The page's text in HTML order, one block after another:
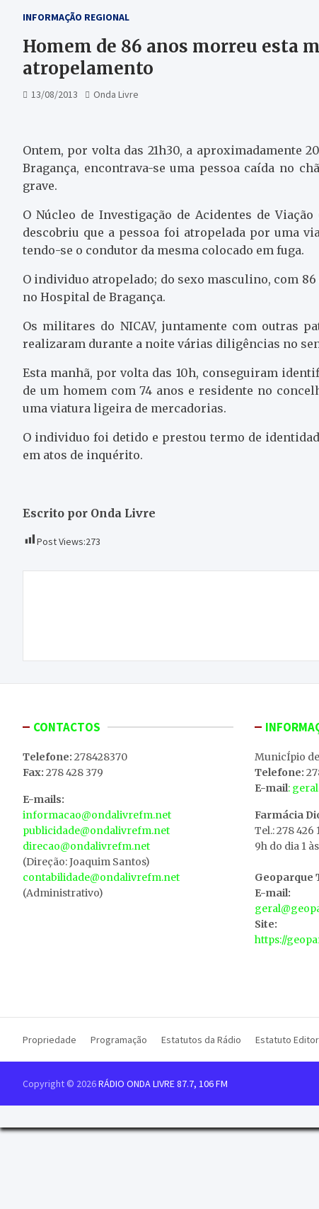
INFORMAÇÃO REGIONAL
Homem de 86 anos morreu esta
atropelamento
13/08/2013 Onda Livre
Ontem, por volta das 21h30, a aproximadamente
Bragança, encontrava-se uma pessoa caída no
grave.
O Núcleo de Investigação de Acidentes de
descobriu que a pessoa foi atropelada por uma
tendo-se o condutor da mesma colocado em fuga.
O individuo atropelado; do sexo masculino, com
no Hospital de Bragança.
Os militares do NICAV, juntamente com outras
realizaram durante a noite várias diligências no
Esta manhã, por volta das 10h, conseguiram
de um homem com 74 anos e residente no
uma viatura ligeira de mercadorias.
O individuo foi detido e prestou termo de
em atos de inquérito.
Escrito por Onda Livre
Post Views:273
CONTACTOS
Telefone: 278428370
Fax: 278 428 379
E-mails:
informacao@ondalivrefm.net
publicidade@ondalivrefm.net
direcao@ondalivrefm.net
(Direção: Joaquim Santos)
contabilidade@ondalivrefm.net
(Administrativo)
MunicÍpio
Telefone:
E-mail:
Farmácia
Tel.: 278
9h do dia 1
Geoparque
E-mail:
Site:
https://
Propriedade Programação Estatutos da Rádio Estatuto
Copyright © 2026RÁDIO ONDA LIVRE 87.7, 106 FM